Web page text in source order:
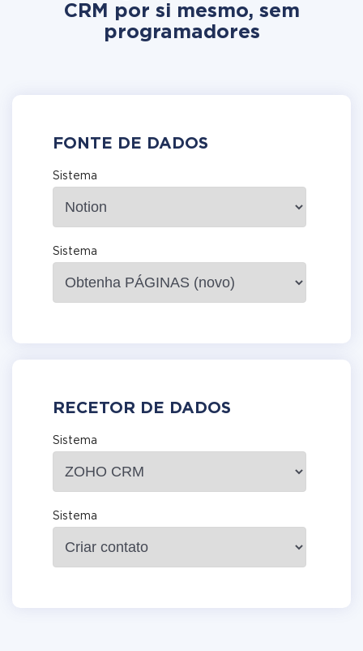
CRM por si mesmo, sem
programadores
FONTE DE DADOS
Sistema
Sistema
RECETOR DE DADOS
Sistema
Sistema